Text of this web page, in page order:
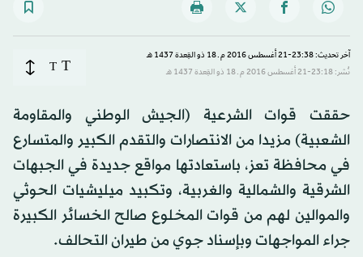
آخر تحديث: 23:38-21 أغسطس 2016 م ـ 18 ذو القِعدة 1437 هـ
نُشر: 23:18-21 أغسطس 2016 م ـ 18 ذو القِعدة 1437 هـ
T
T
حققت قوات الشرعية (الجيش الوطني والمقاومة
الشعبية) مزيدا من الانتصارات والتقدم الكبير والمتسارع
في محافظة تعز، باستعادتها مواقع جديدة في الجبهات
الشرقية والشمالية والغربية، وتكبيد ميليشيات الحوثي
والموالين لهم من قوات المخلوع صالح الخسائر الكبيرة
جراء المواجهات وبإسناد جوي من طيران التحالف.